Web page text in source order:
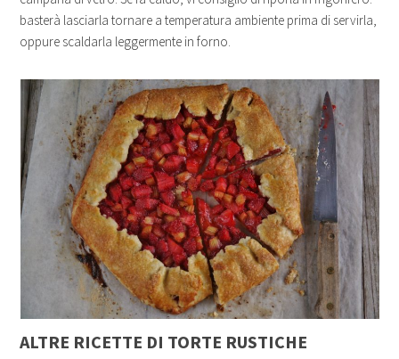
basterà lasciarla tornare a temperatura ambiente prima di servirla,
oppure scaldarla leggermente in forno.
ALTRE RICETTE DI TORTE RUSTICHE